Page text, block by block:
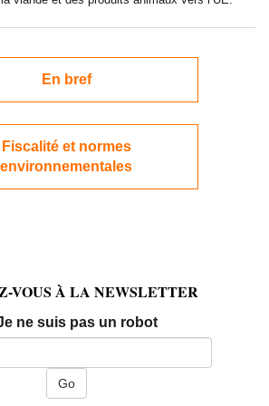
En bref
Fiscalité et normes
environnementales
VOUS À LA NEWSLETTER
ne suis pas un robotEmail